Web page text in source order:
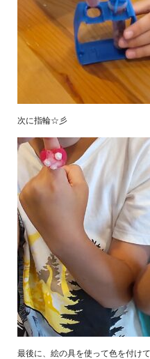
次に指輪☆彡
最後に、絵の具を使って色を付け